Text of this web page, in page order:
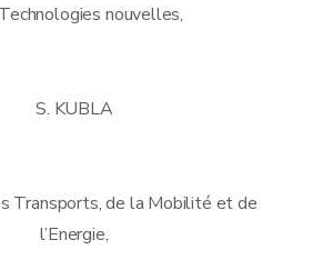
nouvelles,
S. KUBLA
Transports, de la Mobilité et de
l’Energie,